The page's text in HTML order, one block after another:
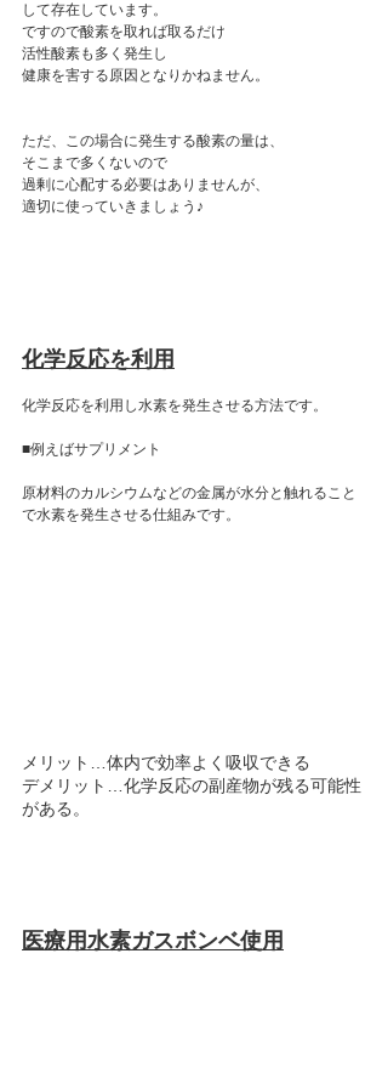
して存在しています。
ですので酸素を取れば取るだけ
活性酸素も多く発生し
健康を害する原因となりかねません。
ただ、この場合に発生する酸素の量は、
そこまで多くないので
過剰に心配する必要はありませんが、
適切に使っていきましょう♪
化学反応を利用
化学反応を利用し水素を発生させる方法です。
■例えばサプリメント
原材料のカルシウムなどの金属が水分と触れること
で水素を発生させる仕組みです。
メリット…体内で効率よく吸収できる
デメリット…化学反応の副産物が残る可能性
がある。
医療用水素ガスボンベ使用